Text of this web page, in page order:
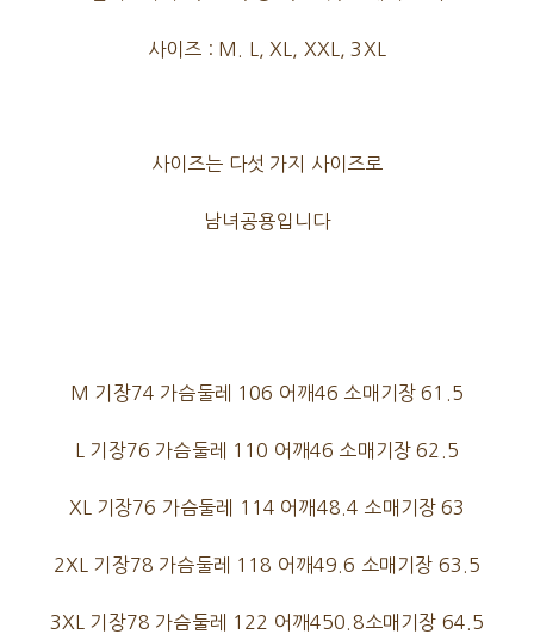
사이즈 : M. L, XL, XXL, 3XL
사이즈는 다섯 가지 사이즈로
남녀공용입니다
M 기장74 가슴둘레 106 어깨46 소매기장 61.5
L 기장76 가슴둘레 110 어깨46 소매기장 62.5
XL 기장76 가슴둘레 114 어깨48.4 소매기장 63
2XL 기장78 가슴둘레 118 어깨49.6 소매기장 63.5
3XL 기장78 가슴둘레 122 어깨450.8소매기장 64.5